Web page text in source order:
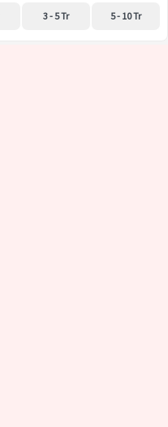
3 - 5 Tr 5 - 10 Tr